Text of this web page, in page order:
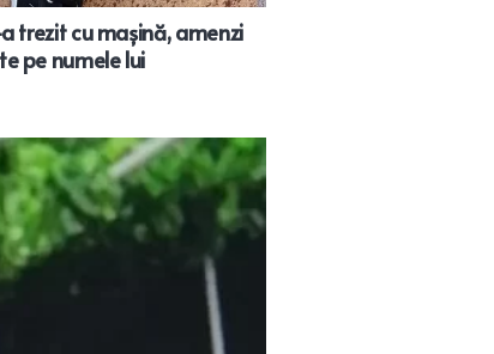
trezit cu mașină, amenzi
pe numele lui